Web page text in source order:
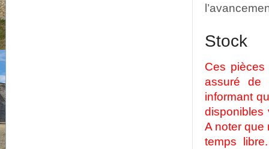
Stock
Ces
assuré de
informant
disponibles
A noter que
temps